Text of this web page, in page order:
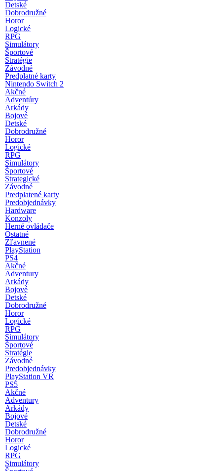
Detské
Dobrodružné
Horor
Logické
RPG
Simulátory
Športové
Stratégie
Závodné
Predplatné karty
Nintendo Switch 2
Akčné
Adventúry
Arkády
Bojové
Detské
Dobrodružné
Horor
Logické
RPG
Simulátory
Športové
Strategické
Závodné
Predplatené karty
Predobjednávky
Hardware
Konzoly
Herné ovládače
Ostatné
Zľavnené
PlayStation
PS4
Akčné
Adventury
Arkády
Bojové
Detské
Dobrodružné
Horor
Logické
RPG
Simulátory
Športové
Stratégie
Závodné
Predobjednávky
PlayStation VR
PS5
Akčné
Adventury
Arkády
Bojové
Detské
Dobrodružné
Horor
Logické
RPG
Simulátory